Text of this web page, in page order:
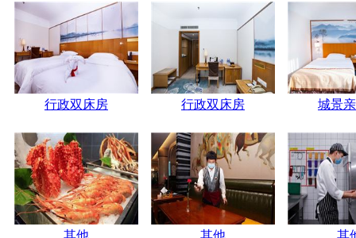
行政双床房 行政双床房 城景
其他 其他 其